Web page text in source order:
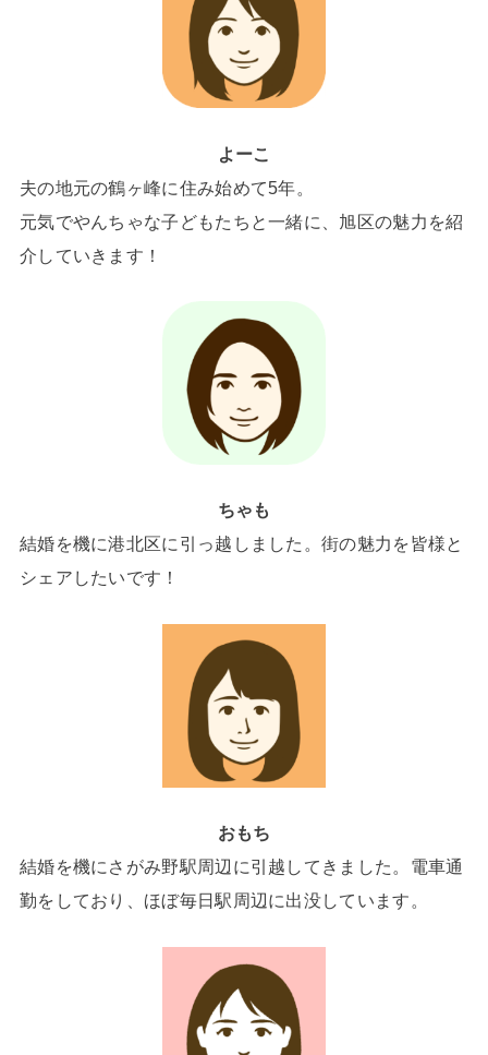
よーこ
夫の地元の鶴ヶ峰に住み始めて5年。
元気でやんちゃな子どもたちと一緒に、旭区の魅力を紹
介していきます！
ちゃも
結婚を機に港北区に引っ越しました。街の魅力を皆様と
シェアしたいです！
おもち
結婚を機にさがみ野駅周辺に引越してきました。電車通
勤をしており、ほぼ毎日駅周辺に出没しています。